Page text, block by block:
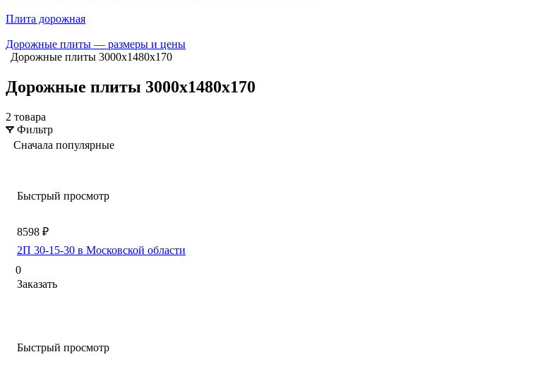
Плита дорожная
Дорожные плиты — размеры и цены
Дорожные плиты 3000х1480х170
Дорожные плиты 3000х1480х170
2 товара
Фильтр
Сначала популярные
Быстрый просмотр
8598 ₽
2П 30-15-30 в Московской области
0
Заказать
Быстрый просмотр